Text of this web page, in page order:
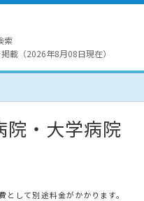
索
載（2026年8月08日現在）
院・大学病院
して別途料金がかかります。